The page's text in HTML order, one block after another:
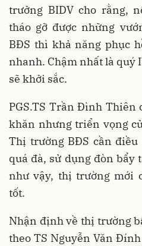
trưởng BIDV cho rằng,
tháo gỡ được những
BĐS thì khả năng phục
nhanh. Chậm nhất là quý
sẽ khởi sắc.
PGS.TS Trần Đình Thiên
khăn nhưng triển vọng
Thị trường BĐS cần
quá đà, sử dụng đòn bẩy
như vậy, thị trường mới
tốt.
Nhận định về thị trường
theo TS Nguyễn Văn